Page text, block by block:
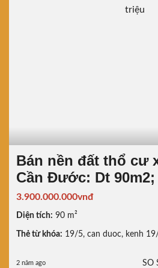
Bán nền đất thổ cư
Cần Đước: Dt 90m2;
3.900.000.000vnđ
Diện tích: 90 m²
Thẻ từ khóa: 19/5, can duoc, kenh
2 năm ago SO